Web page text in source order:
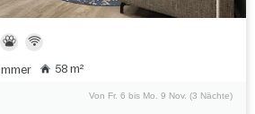
58 m²
Von Fr. 6 bis Mo. 9 Nov. (3 Nächte)